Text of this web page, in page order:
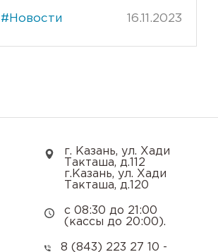
#Новости 16.11.2023
г. Казань, ул. Хади
Такташа, д.112
г.Казань, ул. Хади
Такташа, д.120
с 08:30 до 21:00
(кассы до 20:00).
8 (843) 223 27 10 -